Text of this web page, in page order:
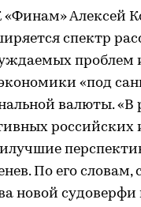
Алексей
спектр
проблем
«под
валюты.
российских
По его
новой